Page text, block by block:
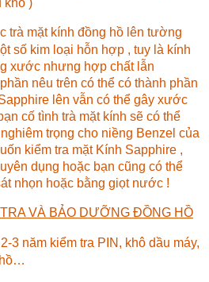
khô )
trà mặt kính đồng hồ lên tường
số kim loại hỗn hợp , tuy là kính
xước nhưng hợp chất lẫn
nêu trên có thể có thành phần
lên vẫn có thể gây xước
cố tình trà mặt kính sẽ có thể
trọng cho niềng Benzel của
kiểm tra mặt Kính Sapphire ,
dụng hoặc bạn cũng có thể
nhọn hoặc bằng giọt nước !
VÀ BẢO DƯỠNG ĐỒNG HỒ
3 năm kiểm tra PIN, khô dầu máy,